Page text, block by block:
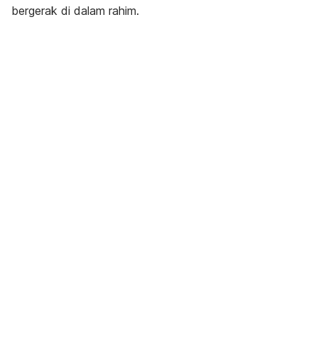
bergerak di dalam rahim.